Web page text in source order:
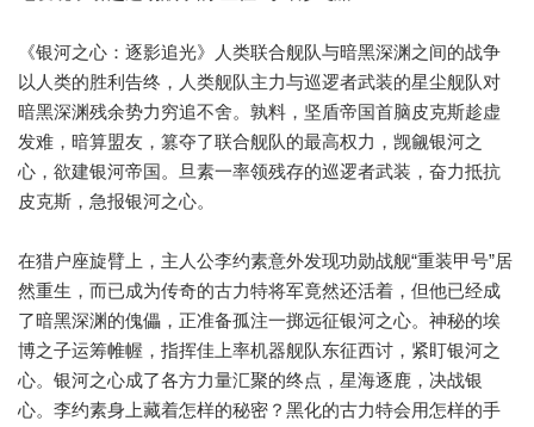
《银河之心：逐影追光》人类联合舰队与暗黑深渊之间的战争
以人类的胜利告终，人类舰队主力与巡逻者武装的星尘舰队对
暗黑深渊残余势力穷追不舍。孰料，坚盾帝国首脑皮克斯趁虚
发难，暗算盟友，篡夺了联合舰队的最高权力，觊觎银河之
心，欲建银河帝国。旦素一率领残存的巡逻者武装，奋力抵抗
皮克斯，急报银河之心。
在猎户座旋臂上，主人公李约素意外发现功勋战舰“重装甲号”居
然重生，而已成为传奇的古力特将军竟然还活着，但他已经成
了暗黑深渊的傀儡，正准备孤注一掷远征银河之心。神秘的埃
博之子运筹帷幄，指挥佳上率机器舰队东征西讨，紧盯银河之
心。银河之心成了各方力量汇聚的终点，星海逐鹿，决战银
心。李约素身上藏着怎样的秘密？黑化的古力特会用怎样的手